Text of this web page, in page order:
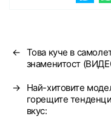
← Това куче в
знаменитост
→
Най-хитовите
горещите
вкус: